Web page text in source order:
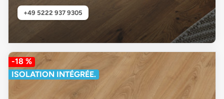
+49 5222 937 9305
-18 %
ISOLATION INTÉGRÉE.